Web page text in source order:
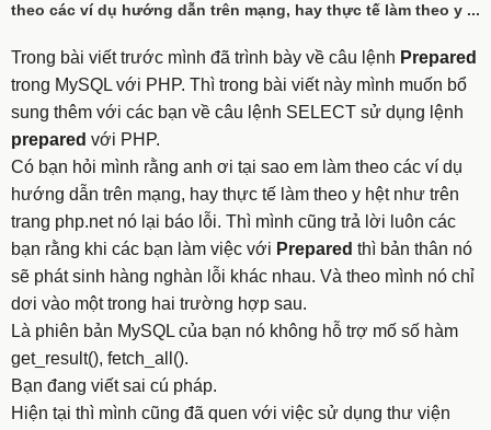
theo các ví dụ hướng dẫn trên mạng, hay thực tế làm theo y ...
Trong bài viết trước mình đã trình bày về câu lệnh Prepared
trong MySQL với PHP. Thì trong bài viết này mình muốn bổ
sung thêm với các bạn về câu lệnh SELECT sử dụng lệnh
prepared với PHP.
Có bạn hỏi mình rằng anh ơi tại sao em làm theo các ví dụ
hướng dẫn trên mạng, hay thực tế làm theo y hệt như trên
trang php.net nó lại báo lỗi. Thì mình cũng trả lời luôn các
bạn rằng khi các bạn làm việc với Prepared thì bản thân nó
sẽ phát sinh hàng nghàn lỗi khác nhau. Và theo mình nó chỉ
dơi vào một trong hai trường hợp sau.
Là phiên bản MySQL của bạn nó không hỗ trợ mố số hàm
get_result(), fetch_all().
Bạn đang viết sai cú pháp.
Hiện tại thì mình cũng đã quen với việc sử dụng thư viện